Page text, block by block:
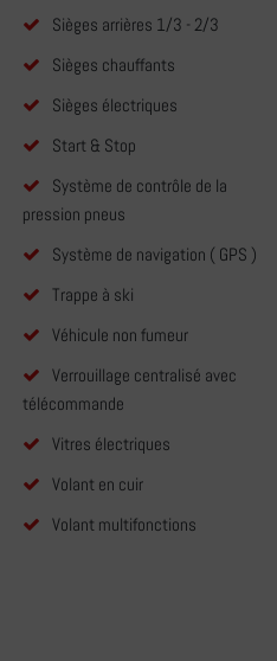
Sièges arrières 1/3 - 2/3
Sièges chauffants
Sièges électriques
Start & Stop
Système de contrôle de la
pression pneus
Système de navigation ( GPS )
Trappe à ski
Véhicule non fumeur
Verrouillage centralisé avec
télécommande
Vitres électriques
Volant en cuir
Volant multifonctions